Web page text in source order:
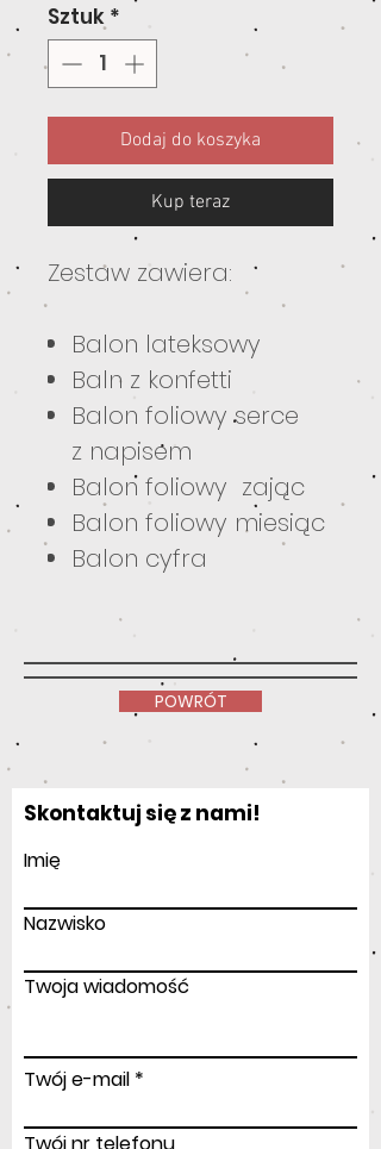
Sztuk *
Dodaj do koszyka
Kup teraz
Zestaw zawiera:
Balon lateksowy
Baln z konfetti
Balon foliowy serce
z napisem
Balon foliowy zając
Balon foliowy miesiąc
Balon cyfra
POWRÓT
Skontaktuj się z nami!
Imię
Nazwisko
Twoja wiadomość
Twój e-mail